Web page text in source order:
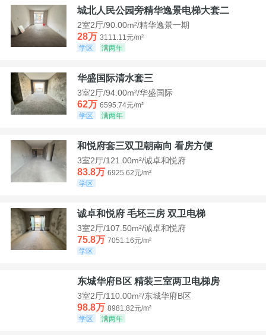
城北人民公园旁精华逸景电梯大套二
2室2厅/90.00m²/精华逸景一期
28万 3111.11元/m²
学区
满两年
华盛国际清水套三
3室2厅/94.00m²/华盛国际
62万 6595.74元/m²
学区
满两年
和悦府套三双卫朝南向 看房方便
3室2厅/121.00m²/诚卓和悦府
83.8万 6925.62元/m²
学区
诚卓和悦府 毛坯三房 双卫电梯
3室2厅/107.50m²/诚卓和悦府
75.8万 7051.16元/m²
学区
东城华府B区 精装三室两卫电梯房
3室2厅/110.00m²/东城华府B区
98.8万 8981.82元/m²
学区
满两年